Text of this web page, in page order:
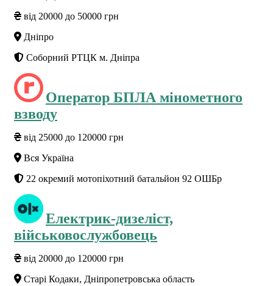
від 20000 до 50000 грн
Дніпро
Соборний РТЦК м. Дніпра
Оператор БПЛА мінометного
взводу
від 25000 до 120000 грн
Вся Україна
22 окремий мотопіхотний батальйон 92 ОШБр
Електрик-дизеліст,
військовослужбовець
від 20000 до 120000 грн
Старі Кодаки, Дніпропетровська область